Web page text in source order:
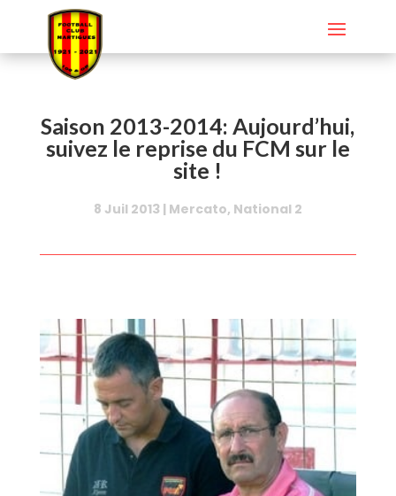
Saison 2013-2014: Aujourd’hui,
suivez le reprise du FCM sur le
site !
8 Juil 2013 | Mercato, National 2